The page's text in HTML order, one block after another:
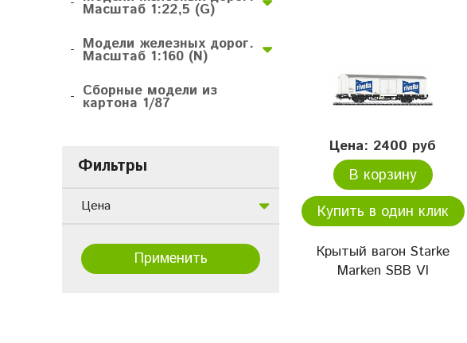
Цена: 2400 руб
В корзину
Купить в один клик
Крытый вагон Starke
Marken SBB VI
Масштаб 1:22,5 (G)
- Модели железных дорог.
Масштаб 1:160 (N)
- Сборные модели из
картона 1/87
Фильтры
Цена
Применить